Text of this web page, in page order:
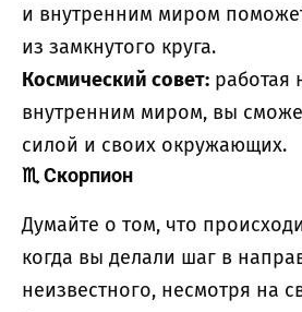
и внутренним миром
из замкнутого круга.
Космический совет: работая
внутренним миром, вы
силой и своих окружающих.
♏Скорпион
Думайте о том, что
когда вы делали шаг в
неизвестного, несмотря на